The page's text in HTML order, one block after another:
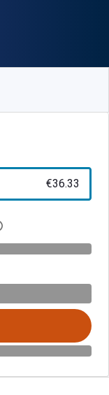
€36.33
Digitalen